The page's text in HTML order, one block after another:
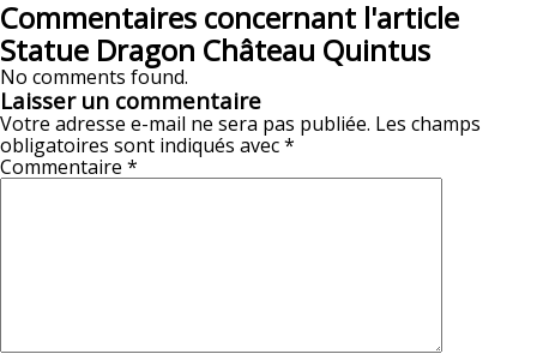
Commentaires concernant l'article
Statue Dragon Château Quintus
No comments found.
Laisser un commentaire
Votre adresse e-mail ne sera pas publiée. Les champs
obligatoires sont indiqués avec*
Commentaire *